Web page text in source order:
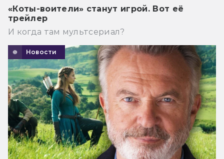
«Коты-воители» станут игрой. Вот её
трейлер
И когда там мультсериал?
Новости